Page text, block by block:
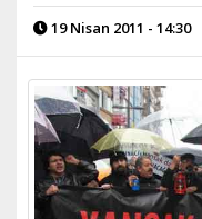
19 Nisan 2011 - 14:30